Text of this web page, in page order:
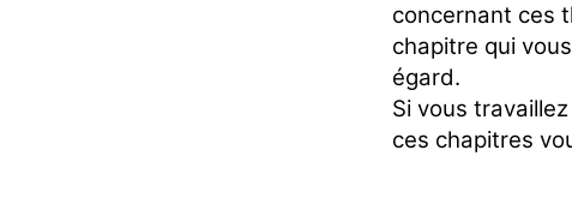
concernant ces
chapitre qui
égard.
Si vous
ces chapitres